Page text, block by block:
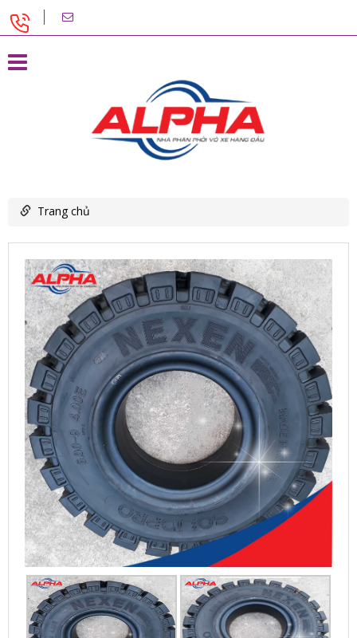
Trang chủ